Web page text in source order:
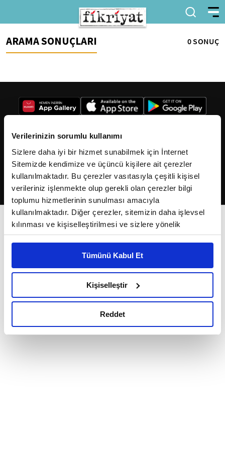
Verilerinizin sorumlu kullanımı
Sizlere daha iyi bir hizmet sunabilmek için İnternet
Sitemizde kendimize ve üçüncü kişilere ait çerezler
kullanılmaktadır. Bu çerezler vasıtasıyla çeşitli kişisel
verileriniz işlenmekte olup gerekli olan çerezler bilgi
toplumu hizmetlerinin sunulması amacıyla
kullanılmaktadır. Diğer çerezler, sitemizin daha işlevsel
kılınması ve kişiselleştirilmesi ve sizlere yönelik
reklam/pazarlama faaliyetlerinin yapılması, amaçlarıyla
Çerezlere ilişkin tercihlerinizi çerez paneli vasıtasıyla
belirleyebilirsiniz. Çerezlere ilişkin detaylı bilgi için
Ayarlar butonuna tıklayabilir,Çerez Bilgilendirme
Metnimizi ziyaret edebilirsiniz.
okumak ve sitemizi ziyaretiniz kapsamında
Tümünü Kabul Et
Kişiselleştir
Reddet
ARAMA SONUÇLARI 0 SONUÇ
2026Fikriyat. Tüm hakları saklıdır.